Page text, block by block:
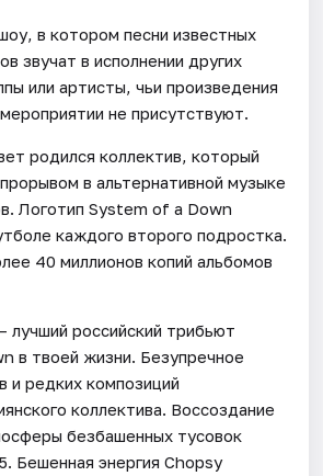
в котором песни известных
звучат в исполнении других
или артисты, чьи произведения
не присутствуют.
родился коллектив, который
в альтернативной музыке
Логотип System of a Down
каждого второго подростка.
40 миллионов копий альбомов
российский трибьют
в твоей жизни. Безупречное
и редких композиций
коллектива. Воссоздание
безбашенных тусовок
Бешенная энергия Chopsy